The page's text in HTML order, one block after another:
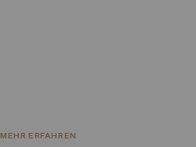
MEHR ERFAHREN